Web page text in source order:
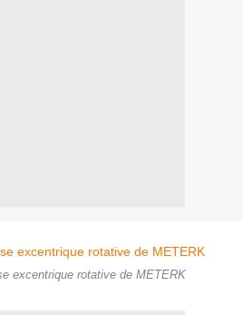
excentrique rotative de METERK